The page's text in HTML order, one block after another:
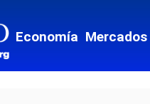
Economía Mercados